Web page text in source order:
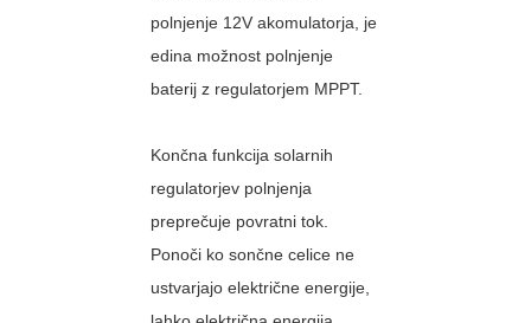
polnjenje 12V akomulatorja, je
edina možnost polnjenje
baterij z regulatorjem MPPT.
Končna funkcija solarnih
regulatorjev polnjenja
preprečuje povratni tok.
Ponoči ko sončne celice ne
ustvarjajo električne energije,